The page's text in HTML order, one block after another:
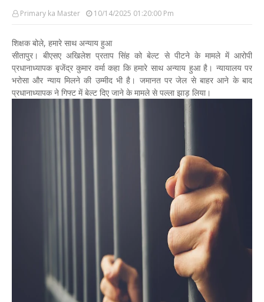
Primary ka Master 10/14/2025 01:20:00 Pm
शिक्षक बोले, हमारे साथ अन्याय हुआ
सीतापुर। बीएसए अखिलेश प्रताप सिंह को बेल्ट से पीटने के मामले में आरोपी
प्रधानाध्यापक बृजेंद्र कुमार वर्मा कहा कि हमारे साथ अन्याय हुआ है। न्यायालय पर
भरोसा और न्याय मिलने की उम्मीद भी है। जमानत पर जेल से बाहर आने के बाद
प्रधानाध्यापक ने गिफ्ट में बेल्ट दिए जाने के मामले से पल्ला झाड़ लिया।